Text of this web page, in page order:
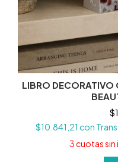
LIBRO
$10.841,21 con
3cuotas sin